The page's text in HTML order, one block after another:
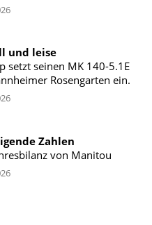
und leise
setzt seinen MK 140-5.1E
Rosengarten ein.
Zahlen
von Manitou